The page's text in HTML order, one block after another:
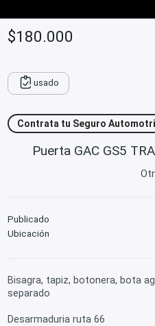
$180.000
usado
Contrata tu Seguro
Puerta GAC GS5
Publicado
Ubicación
Bisagra, tapiz, botonera, bota
separado
Desarmaduria ruta 66